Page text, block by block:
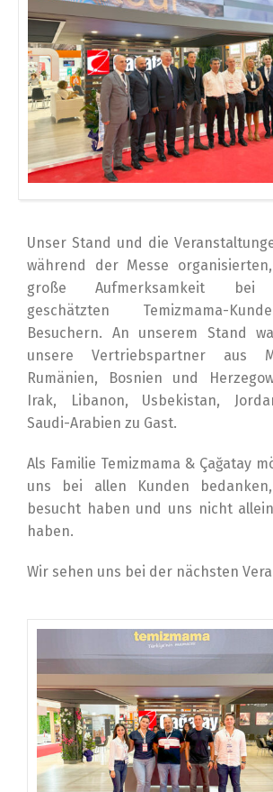
Unser Stand und die
während der Messe
große Aufmerksamkeit bei
geschätzten Temizmama-
Besuchern. An unserem Stand
unsere Vertriebspartner aus
Rumänien, Bosnien und
Irak, Libanon, Usbekistan,
Saudi-Arabien zu Gast.
Als Familie Temizmama & Çağatay
uns bei allen Kunden
besucht haben und uns nicht
haben.
Wir sehen uns bei der nächsten